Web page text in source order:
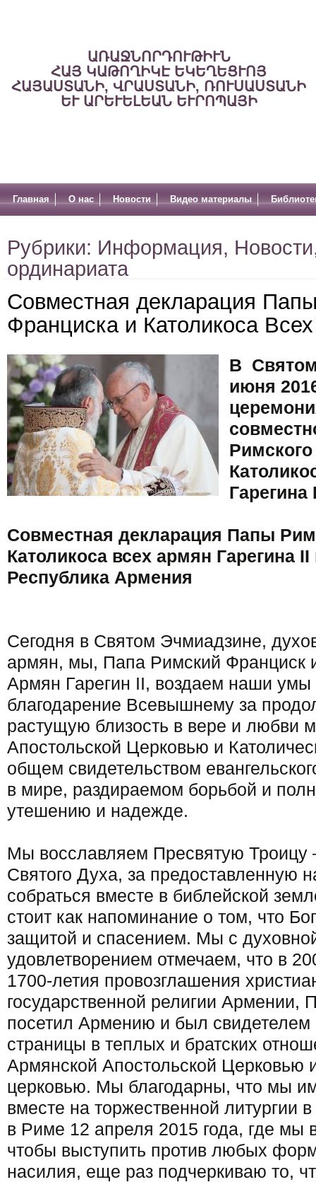
ԱՌԱՋՆՈՐԴՈՒԹԻՒՆ
ՀԱՅ ԿԱԹՈՂԻԿԷ ԵԿԵՂԵՑՒՈՅ
ՀԱՅԱՍՏԱՆԻ, ՎՐԱՍՏԱՆԻ, ՌՈՒՍԱՍՏԱՆԻ
ԵՒ ԱՐԵՒԵԼԵԱՆ ԵՒՐՈՊԱՅԻ
Главная О нас Новости Видео материалы
Рубрики: Информация, Новости
ординариата
Совместная декларация
Франциска и Католикоса
В
июня
Гарегина
Совместная декларация Папы
Католикоса всех армян Гарегина
Республика Армения
Сегодня в Святом Эчмиадзине,
армян, мы, Папа Римский Франциск
Армян Гарегин II, воздаем наши умы
благодарение Всевышнему за
растущую близость в вере и любви
Апостольской Церковью и
общем свидетельством
в мире, раздираемом борьбой и
утешению и надежде.
Мы восславляем Пресвятую
Святого Духа, за предоставленную
собраться вместе в библейской
стоит как напоминание о том, что
защитой и спасением. Мы с
удовлетворением отмечаем, что в
1700-летия провозглашения
государственной религии Армении,
посетил Армению и был свидетелем
страницы в теплых и братских
Армянской Апостольской Церковью
церковью. Мы благодарны, что мы
вместе на торжественной литургии
в Риме 12 апреля 2015 года, где
чтобы выступить против любых
насилия, еще раз подчеркиваю то,